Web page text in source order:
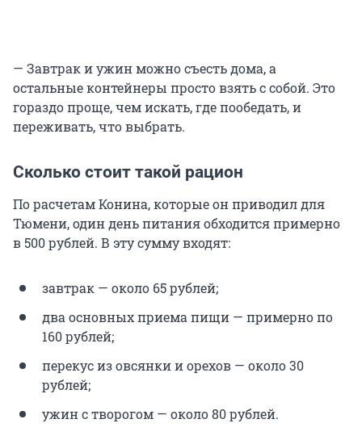
— Завтрак и ужин можно съесть дома, а
остальные контейнеры просто взять с собой. Это
гораздо проще, чем искать, где пообедать, и
переживать, что выбрать.
Сколько стоит такой рацион
По расчетам Конина, которые он приводил для
Тюмени, один день питания обходится примерно
в 500 рублей. В эту сумму входят:
завтрак — около 65 рублей;
два основных приема пищи — примерно по
160 рублей;
перекус из овсянки и орехов — около 30
рублей;
ужин с творогом — около 80 рублей.